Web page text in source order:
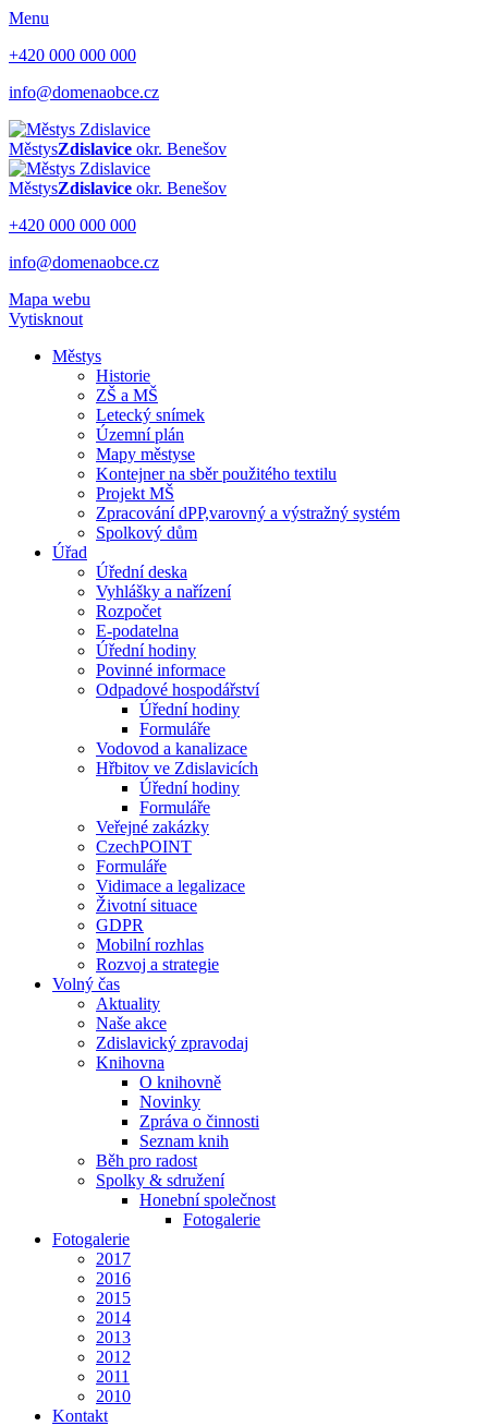
Menu
+420 000 000 000
info@domenaobce.cz
MěstysZdislavice okr. Benešov
MěstysZdislavice okr. Benešov
+420 000 000 000
info@domenaobce.cz
Mapa webu
Vytisknout
Městys
Historie
ZŠ a MŠ
Letecký snímek
Územní plán
Mapy městyse
Kontejner na sběr použitého textilu
Projekt MŠ
Zpracování dPP,varovný a výstražný systém
Spolkový dům
Úřad
Úřední deska
Vyhlášky a nařízení
Rozpočet
E-podatelna
Úřední hodiny
Povinné informace
Odpadové hospodářství
Úřední hodiny
Formuláře
Vodovod a kanalizace
Hřbitov ve Zdislavicích
Úřední hodiny
Formuláře
Veřejné zakázky
CzechPOINT
Formuláře
Vidimace a legalizace
Životní situace
GDPR
Mobilní rozhlas
Rozvoj a strategie
Volný čas
Aktuality
Naše akce
Zdislavický zpravodaj
Knihovna
O knihovně
Novinky
Zpráva o činnosti
Seznam knih
Běh pro radost
Spolky & sdružení
Honební společnost
Fotogalerie
Fotogalerie
2017
2016
2015
2014
2013
2012
2011
2010
Kontakt